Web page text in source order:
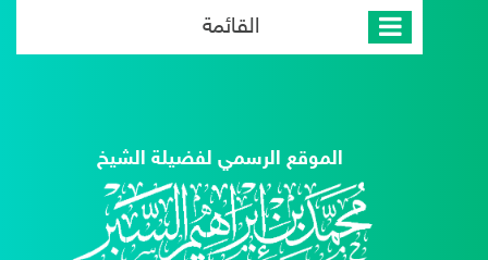
القائمة
الموقع الرسمي لفضيلة الشيخ